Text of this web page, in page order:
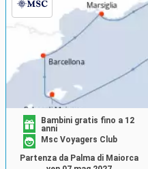
Bambini gratis fino a 12
anni
Msc Voyagers Club
Partenza da Palma di Maiorca